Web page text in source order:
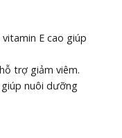
E cao giúp
trợ giảm viêm.
giúp nuôi dưỡng